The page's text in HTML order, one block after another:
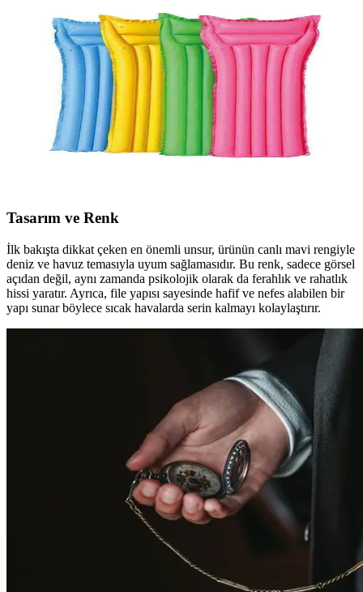
Sunan Yaz Aksesuarı
Bestway deniz yatağı, estetik ve dayanıklı malzemeleriyle yaz
keyfinizi artırır, hafif ve pratik tasarımıyla kullanım kolaylığı sağlar.
Bestway Deniz Yatağı Ekonomik 183x69cm
Konforlu ve Kullanışlı Havuz ve Plaj Yatağı
Bestway'in ekonomik deniz yatağı 183x69cm, kolay şişirme ve
taşınabilir özellikleriyle plaj ve havuzda konfor sağlar. Dayanıklı
Tasarım ve Renk
İlk bakışta dikkat çeken en önemli unsur, ürünün canlı mavi rengiyle
deniz ve havuz temasıyla uyum sağlamasıdır. Bu renk, sadece görsel
açıdan değil, aynı zamanda psikolojik olarak da ferahlık ve rahatlık
hissi yaratır. Ayrıca, file yapısı sayesinde hafif ve nefes alabilen bir
yapı sunar böylece sıcak havalarda serin kalmayı kolaylaştırır.